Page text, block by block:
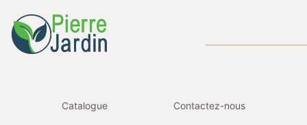
Catalogue Contactez-nous